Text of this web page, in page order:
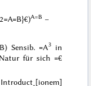
A=B –
Sensib. =A3
in
für sich =€